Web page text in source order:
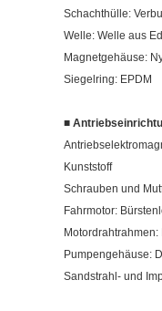
Schachthülle:
Welle: Welle aus
Magnetgehäuse:
Siegelring: EPDM
■
Kunststoff
Schrauben und
Fahrmotor:
Motordrahtrahmen:
Pumpengehäuse:
Sandstrahl- und